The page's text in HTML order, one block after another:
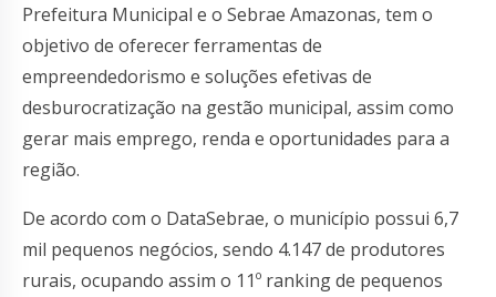
Prefeitura Municipal e o Sebrae Amazonas, tem o
objetivo de oferecer ferramentas de
empreendedorismo e soluções efetivas de
desburocratização na gestão municipal, assim como
gerar mais emprego, renda e oportunidades para a
região.
De acordo com o DataSebrae, o município possui 6,7
mil pequenos negócios, sendo 4.147 de produtores
rurais, ocupando assim o 11º ranking de pequenos